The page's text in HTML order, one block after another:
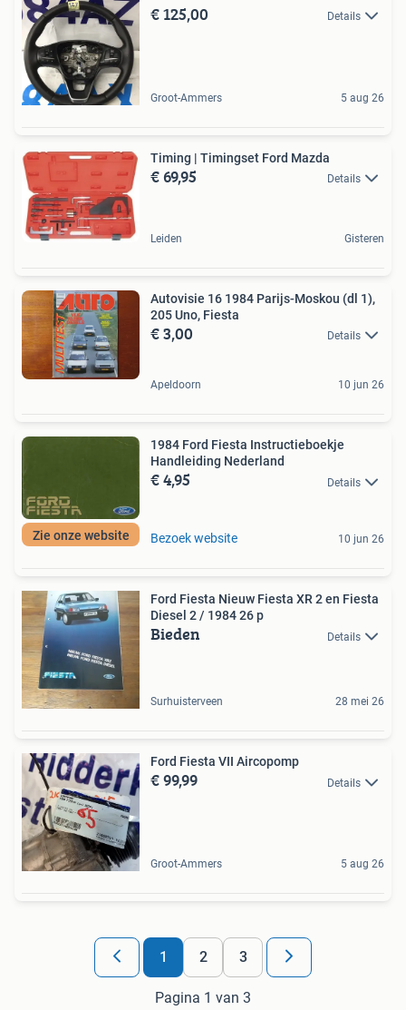
€ 125,00 Details
Groot-Ammers 5 aug 26
Timing | Timingset Ford Mazda
€ 69,95 Details
Leiden Gisteren
Autovisie 16 1984 Parijs-Moskou (dl 1),
205 Uno, Fiesta
€ 3,00 Details
Apeldoorn 10 jun 26
Zie onze website
1984 Ford Fiesta Instructieboekje
Handleiding Nederland
€ 4,95 Details
Bezoek website 10 jun 26
Ford Fiesta Nieuw Fiesta XR 2 en Fiesta
Diesel 2 / 1984 26 p
Bieden Details
Surhuisterveen 28 mei 26
Ford Fiesta VII Aircopomp
€ 99,99 Details
Groot-Ammers 5 aug 26
1 2 3
Pagina 1 van 3